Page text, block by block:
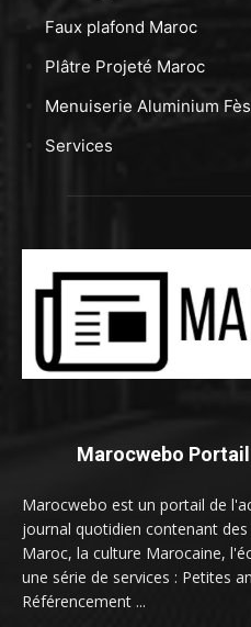
Faux plafond Maroc
Plâtre Projeté Maroc
Menuiserie Aluminium Fès
Services
Marocwebo
Marocwebo est un portail de
journal quotidien contenant
Maroc, la culture Marocaine,
une série de services : Petites
Référencement ...